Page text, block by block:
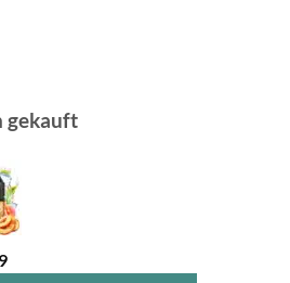
gekauft